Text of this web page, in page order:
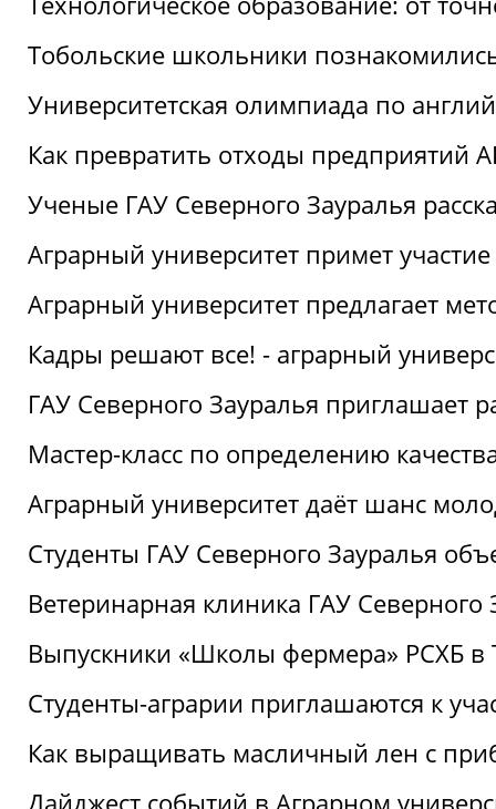
Тобольские школьники
Университетская олимпиада по
Как превратить отходы предприятий
Ученые ГАУ Северного Зауралья
Аграрный университет примет
Аграрный университет предлагает
Кадры решают все! - аграрный
ГАУ Северного Зауралья приглашает
Мастер-класс по определению
Аграрный университет даёт шанс
Студенты ГАУ Северного Зауралья
Ветеринарная клиника ГАУ Северного
Выпускники «Школы фермера» РСХБ
Студенты-аграрии приглашаются к
Как выращивать масличный лен с
Дайджест событий в Аграрном